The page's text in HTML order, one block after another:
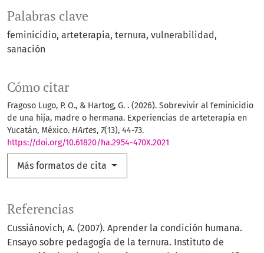
Palabras clave
feminicidio arteterapia ternura vulnerabilidad
sanación
Cómo citar
Fragoso Lugo, P. O., & Hartog, G. . (2026). Sobrevivir al feminicidio
de una hija, madre o hermana. Experiencias de arteterapia en
Yucatán, México. HArtes, 7(13), 44-73.
https://doi.org/10.61820/ha.2954-470X.2021
Más formatos de cita
Referencias
Cussiánovich, A. (2007). Aprender la condición humana.
Ensayo sobre pedagogía de la ternura. Instituto de